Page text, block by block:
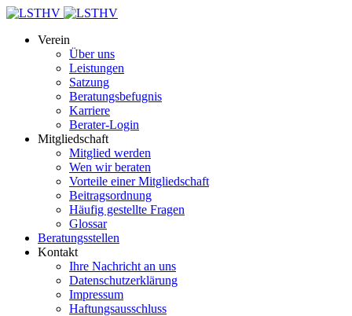
Verein
Über uns
Leistungen
Satzung
Beratungsbefugnis
Karriere
Berater-Login
Mitgliedschaft
Mitglied werden
Wen wir beraten
Vorteile einer Mitgliedschaft
Beitragsordnung
Häufig gestellte Fragen
Glossar
Beratungsstellen
Kontakt
Ihre Nachricht an uns
Datenschutzerklärung
Impressum
Haftungsausschluss